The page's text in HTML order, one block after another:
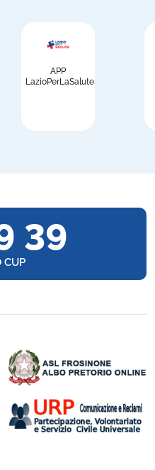
APP
LazioPerLaSalute
39
CUP